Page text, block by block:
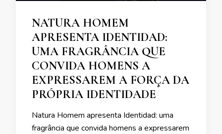
NATURA HOMEM
APRESENTA IDENTIDAD:
UMA FRAGRÂNCIA QUE
CONVIDA HOMENS A
EXPRESSAREM A FORÇA DA
PRÓPRIA IDENTIDADE
Natura Homem apresenta Identidad: uma
fragrância que convida homens a expressarem